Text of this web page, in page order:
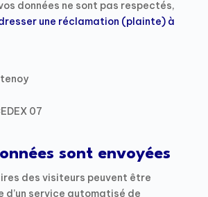
données ne sont pas respectés,
une réclamation (plainte) à
07
sont envoyées
des visiteurs peuvent être
d’un service automatisé de